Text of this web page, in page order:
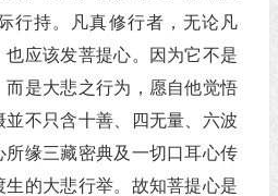
行持。凡真修行者，无论凡
应该发菩提心。因为它不是
而是大悲之行为，愿自他觉悟
並不只含十善、四无量、六波
所缘三藏密典及一切口耳心传
的大悲行举。故知菩提心是